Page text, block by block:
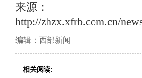
来源：
http://zhzx.xfrb.com.cn/
编辑：西部新闻
相关阅读: